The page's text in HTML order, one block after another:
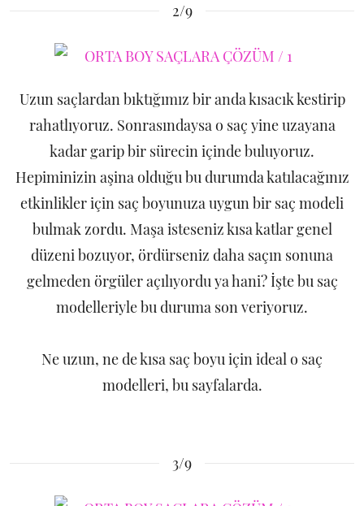
2/9
Uzun saçlardan bıktığımız bir anda kısacık kestirip
rahatlıyoruz. Sonrasındaysa o saç yine uzayana
kadar garip bir sürecin içinde buluyoruz.
Hepiminizin aşina olduğu bu durumda katılacağınız
etkinlikler için saç boyunuza uygun bir saç modeli
bulmak zordu. Maşa isteseniz kısa katlar genel
düzeni bozuyor, ördürseniz daha saçın sonuna
gelmeden örgüler açılıyordu ya hani? İşte bu saç
modelleriyle bu duruma son veriyoruz.
Ne uzun, ne de kısa saç boyu için ideal o saç
modelleri, bu sayfalarda.
3/9